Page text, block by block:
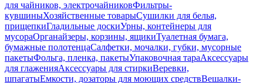
для чайников, электрочайниковФильтры-
кувшиныХозяйственные товарыСушилки для белья,
прищепкиГладильные доскиУрны, контейнеры для
мусораОрганайзеры, корзины, ящикиТуалетная бумага,
бумажные полотенцаСалфетки, мочалки, губки, мусорные
пакетыФольга, пленка, пакетыУпаковочная тараАксессуары
для глаженияАксессуары для стиркиВеревки,
шпагатыЕмкости, дозаторы для моющих средствВешалки-